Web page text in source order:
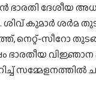
ഭാരതി ദേശീയ
ശിവ് കുമാർ ശർമ
നെറ്റ്-സീറോ
ഭാരതീയ വിജ്ഞാന
സമ്മേളനത്തിൽ